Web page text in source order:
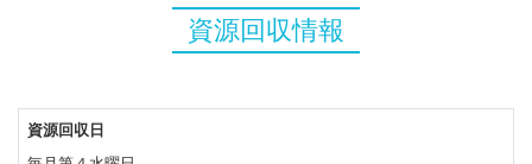
資源回収情報
資源回収日